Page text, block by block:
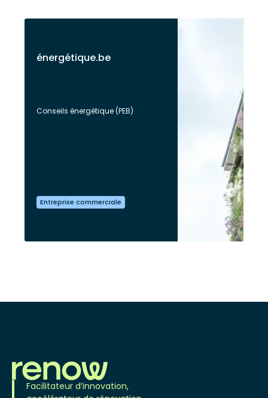
énergétique.be
Conseils énergétique (PEB)
Entreprise commerciale
Facilitateur d’innovation,